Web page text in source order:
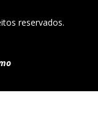
reservados.